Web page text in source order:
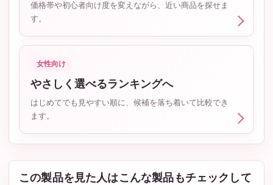
価格帯や初心者向け度を変えながら、近い商品を探せま
す。
女性向け
やさしく選べるランキングへ
はじめてでも見やすい順に、候補を落ち着いて比較でき
ます。
この製品を見た人はこんな製品もチェックして